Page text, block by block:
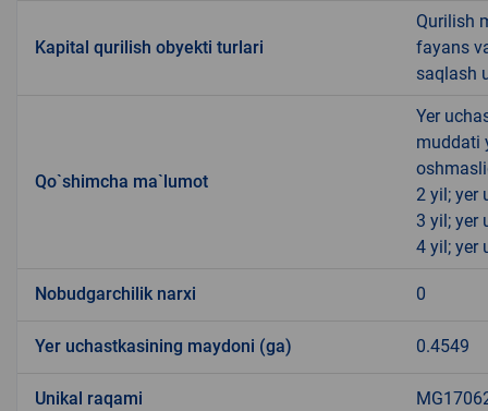
Kapital qurilish obyekti turlari
Qurilish
fayans
saqlash
Qo`shimcha ma`lumot
Yer
muddati
2 yil; yer
3 yil; yer
4 yil; yer
Nobudgarchilik narxi 0
Yer uchastkasining maydoni (ga) 0.4549
Unikal raqami